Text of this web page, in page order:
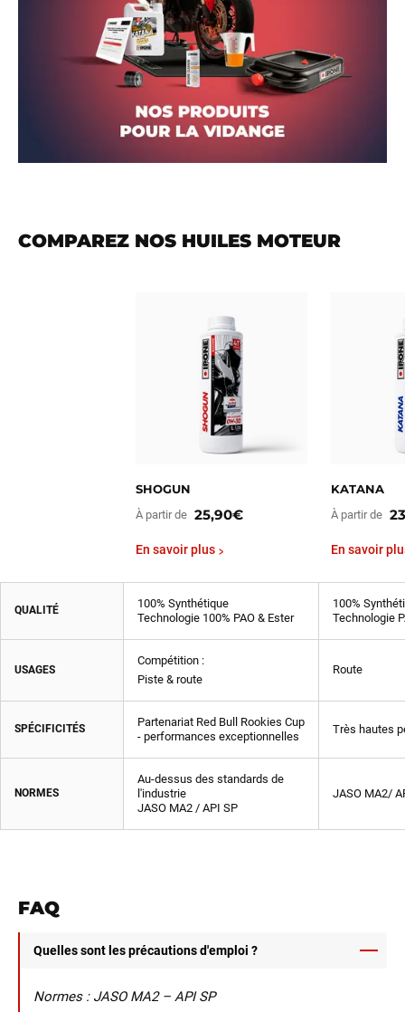
COMPAREZ NOS HUILES MOTEUR
SHOGUN
À partir de 25,90€
KATANA
À partir de
En savoir plus En savoir
QUALITÉ
100% Synthétique
Technologie 100% PAO & Ester
100%
Technologie
USAGES
Compétition :
Piste & route
Route
SPÉCIFICITÉS
Partenariat Red Bull Rookies Cup
- performances exceptionnelles
Très hautes
NORMES
Au-dessus des standards de
l'industrie
JASO MA2 / API SP
JASO MA2/
FAQ
Quelles sont les précautions d'emploi ?
Normes : JASO MA2 – API SP